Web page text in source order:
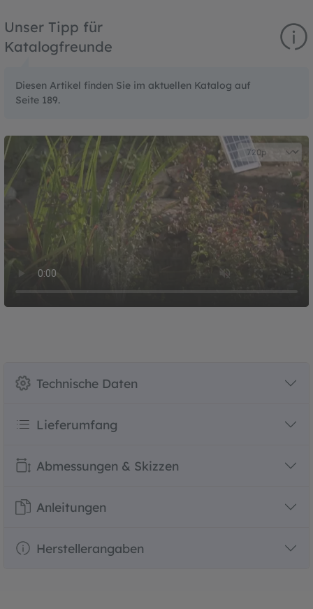
Unser Tipp für
Katalogfreunde
Diesen Artikel finden Sie im aktuellen Katalog auf
Seite 189.
Technische Daten
Lieferumfang
Abmessungen & Skizzen
Anleitungen
Herstellerangaben